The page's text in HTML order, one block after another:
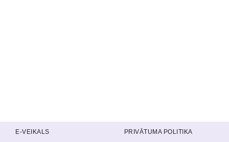
E-VEIKALS PRIVĀTUMA POLITIKA